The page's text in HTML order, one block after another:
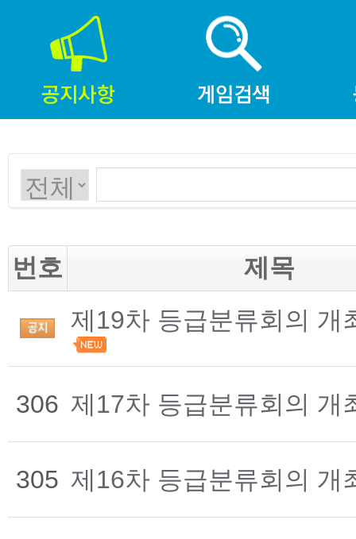
번호
제목
제19차 등급분류회의 개
306 제17차 등급분류회의 개
305 제16차 등급분류회의 개